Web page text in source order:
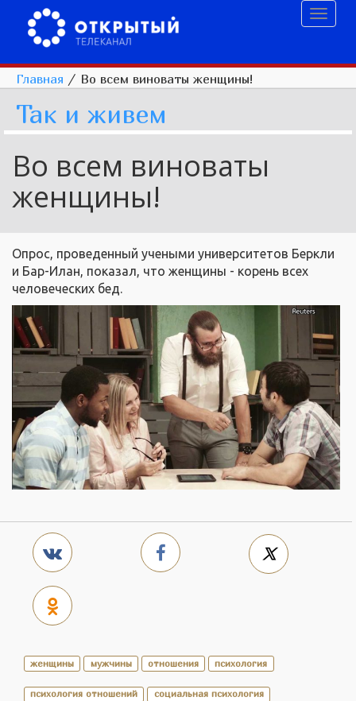
Главная / Во всем виноваты женщины!
Так и живем
Во всем виноваты
женщины!
Опрос, проведенный учеными университетов Беркли
и Бар-Илан, показал, что женщины - корень всех
человеческих бед.
женщины мужчины отношения психология
психология отношений социальная психология